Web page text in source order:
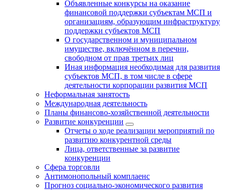
Объявленные конкурсы на оказание
финансовой поддержки субъектам МСП и
организациям, образующим инфраструктуру
поддержки субъектов МСП
О государственном и муниципальном
имуществе, включённом в перечни,
свободном от прав третьих лиц
Иная информация необходимая для развития
субъектов МСП, в том числе в сфере
деятельности корпорации развития МСП
Неформальная занятость
Международная деятельность
Планы финансово-хозяйственной деятельности
Развитие конкуренции
Отчеты о ходе реализации мероприятий по
развитию конкурентной среды
Лица, ответственные за развитие
конкуренции
Сфера торговли
Антимонопольный комплаенс
Прогноз социально-экономического развития